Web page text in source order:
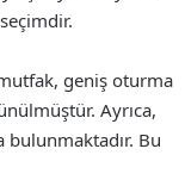
geniş oturma
Ayrıca,
bulunmaktadır. Bu